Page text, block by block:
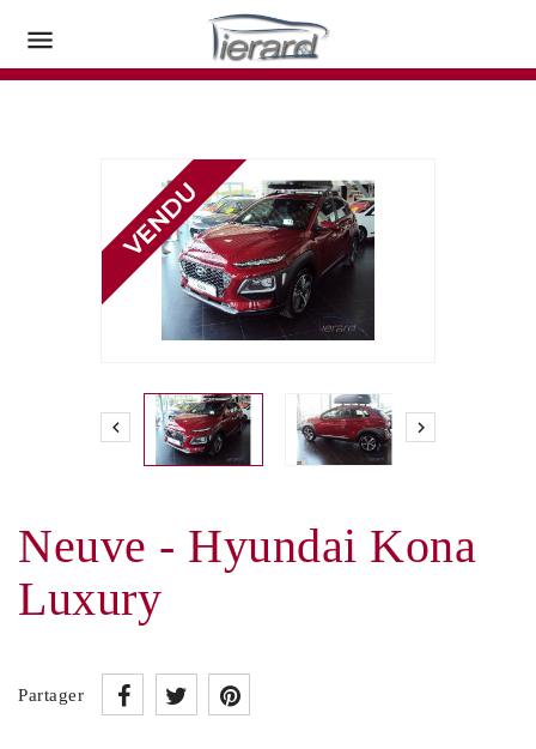

 
Neuve - Hyundai Kona
Luxury
Partager